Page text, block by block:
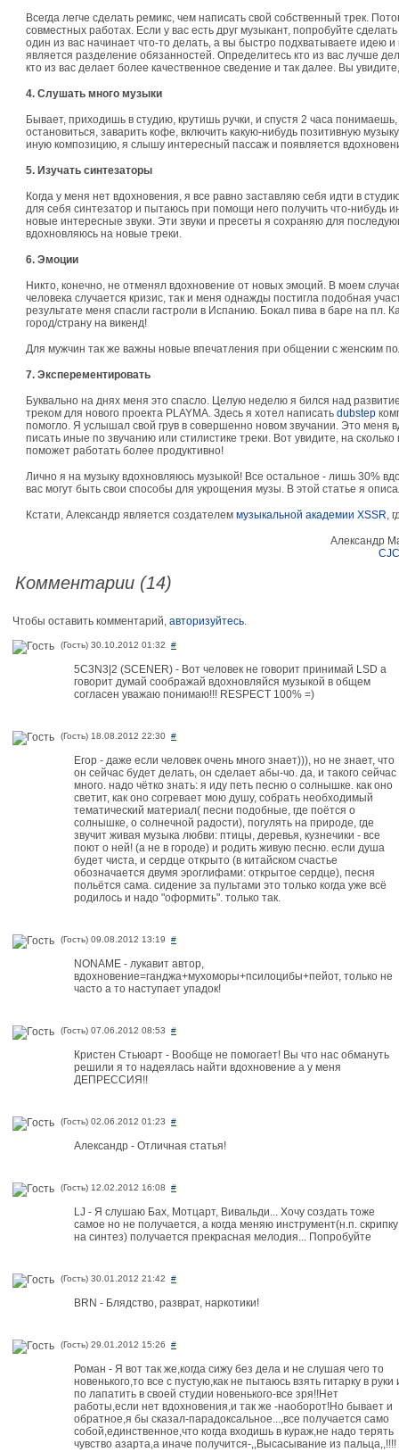
Всегда легче сделать ремикс, чем написать свой собственный трек.
совместных работах. Если у вас есть друг музыкант, попробуйте
один из вас начинает что-то делать, а вы быстро подхватываете идею
является разделение обязанностей. Определитесь кто из вас лучше
кто из вас делает более качественное сведение и так далее. Вы
4. Слушать много музыки
Бывает, приходишь в студию, крутишь ручки, и спустя 2 часа
остановиться, заварить кофе, включить какую-нибудь позитивную
иную композицию, я слышу интересный пассаж и появляется
5. Изучать синтезаторы
Когда у меня нет вдохновения, я все равно заставляю себя идти в
для себя синтезатор и пытаюсь при помощи него получить что-нибудь
новые интересные звуки. Эти звуки и пресеты я сохраняю для
вдохновляюсь на новые треки.
6. Эмоции
Никто, конечно, не отменял вдохновение от новых эмоций. В моем
человека случается кризис, так и меня однажды постигла подобная
результате меня спасли гастроли в Испанию. Бокал пива в баре на пл.
город/страну на викенд!
Для мужчин так же важны новые впечатления при общении с женским
7. Эксперементировать
Буквально на днях меня это спасло. Целую неделю я бился над
треком для нового проекта PLAYMA. Здесь я хотел написать dubstep
помогло. Я услышал свой грув в совершенно новом звучании. Это меня
писать иные по звучанию или стилистике треки. Вот увидите, на
поможет работать более продуктивно!
Лично я на музыку вдохновляюсь музыкой! Все остальное - лишь 30%
вас могут быть свои способы для укрощения музы. В этой статье я
Кстати, Александр является создателем музыкальной академии XSSR,
Александр
Комментарии (14)
Чтобы оставить комментарий, авторизуйтесь.
(Гость) 30.10.2012 01:32 #
5C3N3|2 (SCENER) - Вот человек не говорит принимай LSD а
говорит думай соображай вдохновляйся музыкой в общем
согласен уважаю понимаю!!! RESPECT 100% =)
(Гость) 18.08.2012 22:30 #
Егор - даже если человек очень много знает))), но не знает, что
он сейчас будет делать, он сделает абы-чо. да, и такого сейчас
много. надо чётко знать: я иду петь песню о солнышке. как оно
светит, как оно согревает мою душу, собрать необходимый
тематический материал( песни подобные, где поётся о
солнышке, о солнечной радости), погулять на природе, где
звучит живая музыка любви: птицы, деревья, кузнечики - все
поют о ней! (а не в городе) и родить живую песню. если душа
будет чиста, и сердце открыто (в китайском счастье
обозначается двумя эроглифами: открытое сердце), песня
польётся сама. сидение за пультами это только когда уже всё
родилось и надо "оформить". только так.
(Гость) 09.08.2012 13:19 #
NONAME - лукавит автор,
вдохновение=ганджа+мухоморы+псилоцибы+пейот, только не
часто а то наступает упадок!
(Гость) 07.06.2012 08:53 #
Кристен Стьюарт - Вообще не помогает! Вы что нас обмануть
решили я то надеялась найти вдохновение а у меня
ДЕПРЕССИЯ!!
(Гость) 02.06.2012 01:23 #
Александр - Отличная статья!
(Гость) 12.02.2012 16:08 #
LJ - Я слушаю Бах, Мотцарт, Вивальди... Хочу создать тоже
самое но не получается, а когда меняю инструмент(н.п. скрипку
на синтез) получается прекрасная мелодия... Попробуйте
(Гость) 30.01.2012 21:42 #
BRN - Блядство, разврат, наркотики!
(Гость) 29.01.2012 15:26 #
Роман - Я вот так же,когда сижу без дела и не слушая чего то
новенького,то все с пустую,как не пытаюсь взять гитарку в руки
по лапатить в своей студии новенького-все зря!!Нет
работы,если нет вдохновения,и так же -наоборот!Но бывает и
обратное,я бы сказал-парадоксальное...,все получается само
собой,единственное,что когда входишь в кураж,не надо терять
чувство азарта,а иначе получится-,,Высасывание из пальца,,!!!!